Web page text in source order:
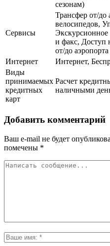
сезонам)
Сервисы
Трансфер от/до
велосипедов,
Экскурсионное
и факс, Доступ
от/до
Интернет
Интернет,
Виды
принимаемых
кредитных
карт
Расчет
наличными
Добавить комментарий
Ваш e-mail не будет
помечены *